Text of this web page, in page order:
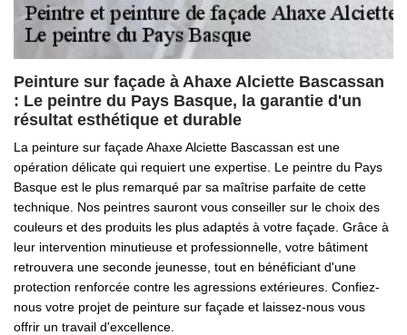
Peinture sur façade à Ahaxe Alciette Bascassan
: Le peintre du Pays Basque, la garantie d'un
résultat esthétique et durable
La peinture sur façade Ahaxe Alciette Bascassan est une
opération délicate qui requiert une expertise. Le peintre du Pays
Basque est le plus remarqué par sa maîtrise parfaite de cette
technique. Nos peintres sauront vous conseiller sur le choix des
couleurs et des produits les plus adaptés à votre façade. Grâce à
leur intervention minutieuse et professionnelle, votre bâtiment
retrouvera une seconde jeunesse, tout en bénéficiant d'une
protection renforcée contre les agressions extérieures. Confiez-
nous votre projet de peinture sur façade et laissez-nous vous
offrir un travail d'excellence.